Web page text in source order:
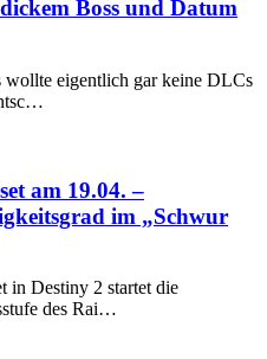
Boss und Datum
eigentlich gar keine DLCs
am 19.04. –
im „Schwur
in Destiny 2 startet die
des Rai…